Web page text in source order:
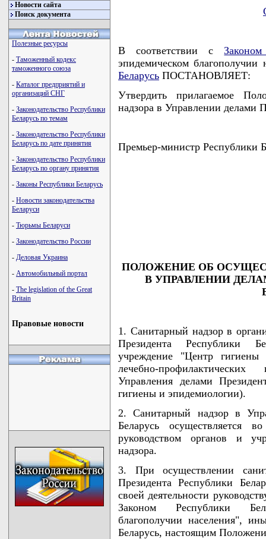
Новости сайта
Поиск документа
Полезные ресурсы
- Таможенный кодекс
таможенного союза
- Каталог предприятий и
организаций СНГ
- Законодательство Республики
Беларусь по темам
- Законодательство Республики
Беларусь по дате принятия
- Законодательство Республики
Беларусь по органу принятия
- Законы Республики Беларусь
- Новости законодательства
Беларуси
- Тюрьмы Беларуси
- Законодательство России
- Деловая Украина
- Автомобильный портал
- The legislation of the Great
Britain
Правовые новости
В соответствии с
эпидемическом благополучии
Беларусь ПОСТАНОВЛЯЕТ:
Утвердить прилагаемое
надзора в Управлении делами
Премьер-министр
ПОЛОЖЕНИЕ ОБ
В УПРАВЛЕНИИ
1. Санитарный надзор в
Президента Республики
учреждение "Центр гигиены
лечебно-
Управления делами
гигиены и эпидемиологии).
2. Санитарный надзор в
Беларусь осуществляется
руководством органов и
надзора.
3. При осуществлении
Президента Республики
своей деятельности
Законом Республики
благополучии населения",
Беларусь, настоящим